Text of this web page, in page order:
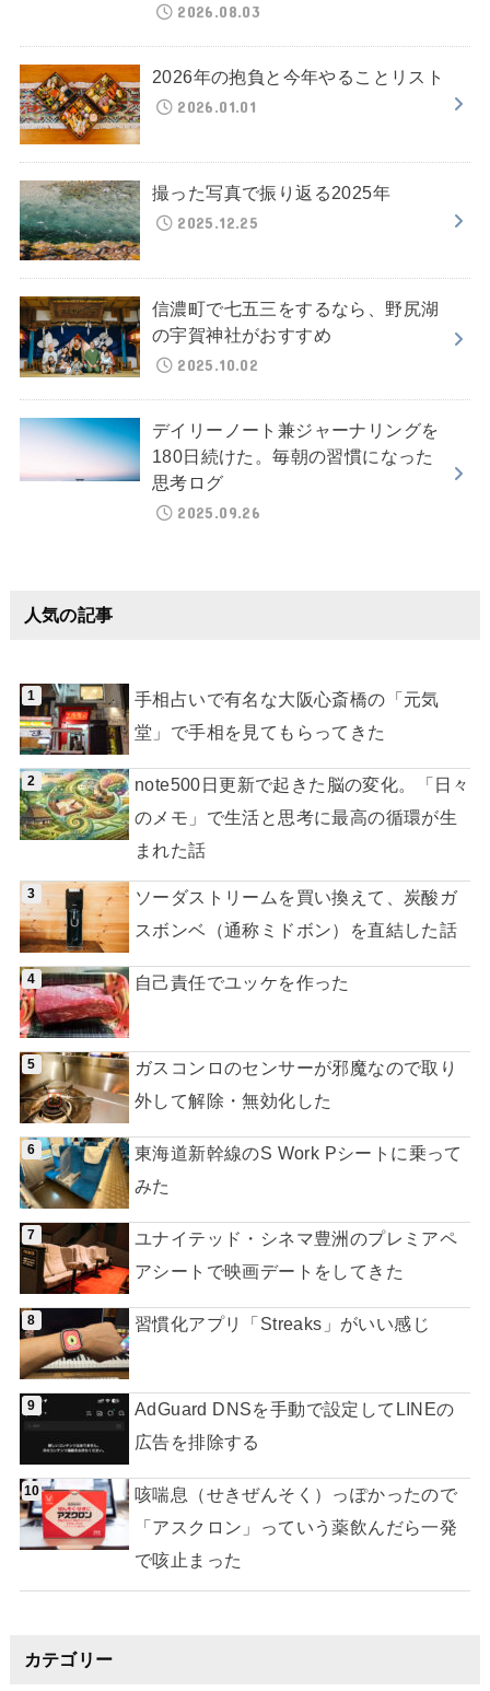
2026.08.03
2026年の抱負と今年やることリスト
2026.01.01
撮った写真で振り返る2025年
2025.12.25
信濃町で七五三をするなら、野尻湖
の宇賀神社がおすすめ
2025.10.02
デイリーノート兼ジャーナリングを
180日続けた。毎朝の習慣になった
思考ログ
2025.09.26
人気の記事
手相占いで有名な大阪心斎橋の「元気
堂」で手相を見てもらってきた
note500日更新で起きた脳の変化。「日々
のメモ」で生活と思考に最高の循環が生
まれた話
ソーダストリームを買い換えて、炭酸ガ
スボンベ（通称ミドボン）を直結した話
自己責任でユッケを作った
ガスコンロのセンサーが邪魔なので取り
外して解除・無効化した
東海道新幹線のS Work Pシートに乗って
みた
ユナイテッド・シネマ豊洲のプレミアペ
アシートで映画デートをしてきた
習慣化アプリ「Streaks」がいい感じ
AdGuard DNSを手動で設定してLINEの
広告を排除する
咳喘息（せきぜんそく）っぽかったので
「アスクロン」っていう薬飲んだら一発
で咳止まった
カテゴリー